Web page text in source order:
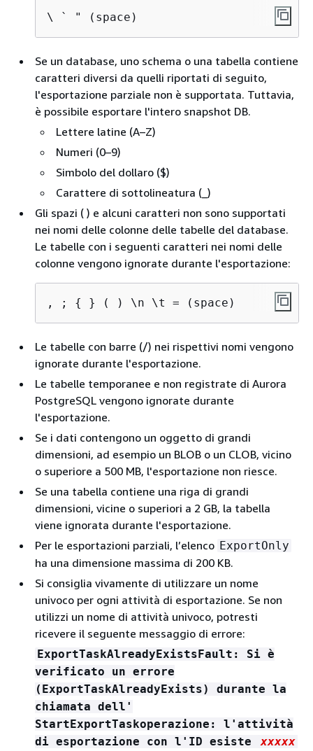
\ ` " (space)
Se un database, uno schema o una tabella contiene
caratteri diversi da quelli riportati di seguito,
l'esportazione parziale non è supportata. Tuttavia,
è possibile esportare l'intero snapshot DB.
Lettere latine (A–Z)
Numeri (0–9)
Simbolo del dollaro ($)
Carattere di sottolineatura (_)
Gli spazi ( ) e alcuni caratteri non sono supportati
nei nomi delle colonne delle tabelle del database.
Le tabelle con i seguenti caratteri nei nomi delle
colonne vengono ignorate durante l'esportazione:
, ; { } ( ) \n \t = (space)
Le tabelle con barre (/) nei rispettivi nomi vengono
ignorate durante l'esportazione.
Le tabelle temporanee e non registrate di Aurora
PostgreSQL vengono ignorate durante
l'esportazione.
Se i dati contengono un oggetto di grandi
dimensioni, ad esempio un BLOB o un CLOB, vicino
o superiore a 500 MB, l'esportazione non riesce.
Se una tabella contiene una riga di grandi
dimensioni, vicine o superiori a 2 GB, la tabella
viene ignorata durante l'esportazione.
Per le esportazioni parziali, l’elenco ExportOnly
ha una dimensione massima di 200 KB.
Si consiglia vivamente di utilizzare un nome
univoco per ogni attività di esportazione. Se non
utilizzi un nome di attività univoco, potresti
ricevere il seguente messaggio di errore:
ExportTaskAlreadyExistsFault: Si è
verificato un errore
(ExportTaskAlreadyExists) durante la
chiamata dell'
StartExportTaskoperazione: l'attività
di esportazione con l'ID esiste
xxxxx